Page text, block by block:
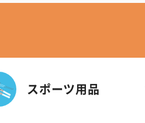
スポーツ用品